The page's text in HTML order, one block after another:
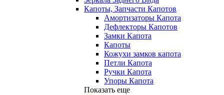
Капоты, Запчасти Капотов
Амортизаторы Капота
Дефлекторы Капотов
Замки Капота
Капоты
Кожухи замков капота
Петли Капота
Ручки Капота
Упоры Капота
Показать еще